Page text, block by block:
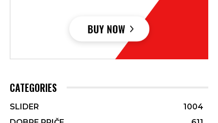
CATEGORIES
SLIDER
1004